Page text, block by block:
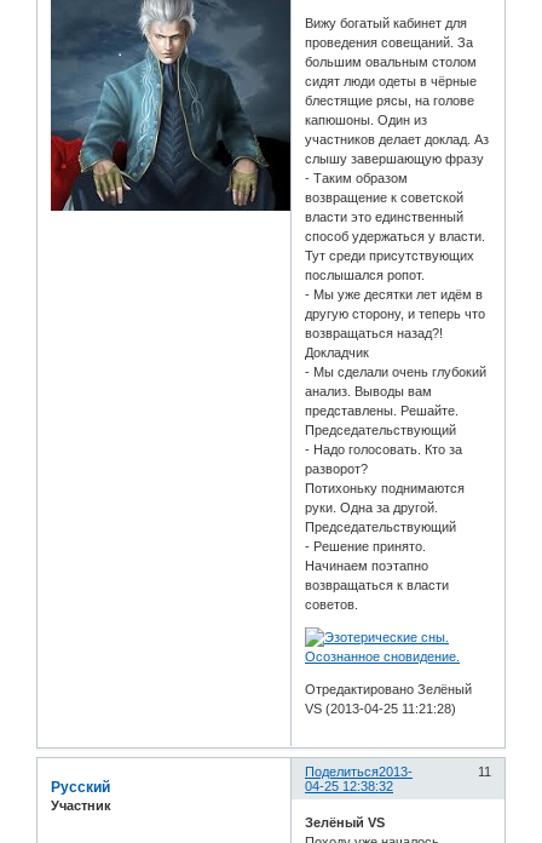
Вижу богатый кабинет для
проведения совещаний. За
большим овальным столом
сидят люди одеты в чёрные
блестящие рясы, на голове
капюшоны. Один из
участников делает доклад. Аз
слышу завершающую фразу
- Таким образом
возвращение к советской
власти это единственный
способ удержаться у власти.
Тут среди присутствующих
послышался ропот.
- Мы уже десятки лет идём в
другую сторону, и теперь что
возвращаться назад?!
Докладчик
- Мы сделали очень глубокий
анализ. Выводы вам
представлены. Решайте.
Председательствующий
- Надо голосовать. Кто за
разворот?
Потихоньку поднимаются
руки. Одна за другой.
Председательствующий
- Решение принято.
Начинаем поэтапно
возвращаться к власти
советов.
Отредактировано Зелёный
VS (2013-04-25 11:21:28)
Поделиться 11
2013-
04-25 12:38:32
Русский
Участник
Зелёный VS